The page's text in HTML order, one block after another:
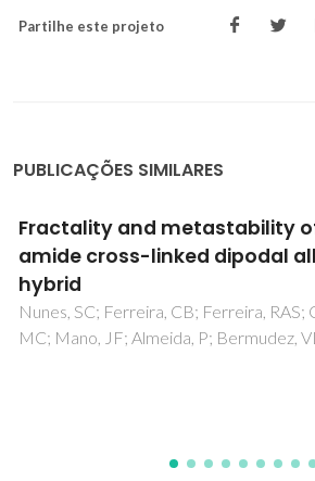
Partilhe este projeto
PUBLICAÇÕES SIMILARES
Green photonics integrated
coherent receivers
Bastos, ARN; Shahpari, A; Rodriguez-
Andre, PS; Ferreira, RAS